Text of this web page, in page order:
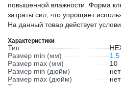
повышенной влажности. Форма
затраты сил, что упрощает
На данный товар действует
Характеристики
Тип
Размер min (мм)
1.5
Размер max (мм)
10
Размер min (дюйм)
нет
Размер max (дюйм)
нет